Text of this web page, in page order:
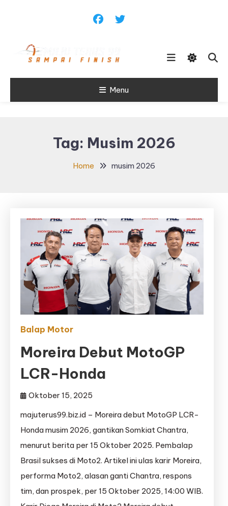
Maju Terus99
Menu
Tag: Musim 2026
Home musim 2026
Balap Motor
Moreira Debut MotoGP
LCR-Honda
Oktober 15, 2025
majuterus99.biz.id – Moreira debut MotoGP LCR-
Honda musim 2026, gantikan Somkiat Chantra,
menurut berita per 15 Oktober 2025. Pembalap
Brasil sukses di Moto2. Artikel ini ulas karir Moreira,
performa Moto2, alasan ganti Chantra, respons
tim, dan prospek, per 15 Oktober 2025, 14:00 WIB.